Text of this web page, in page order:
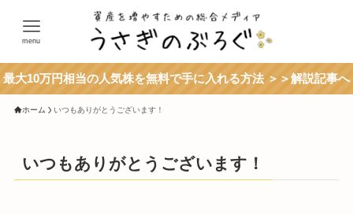
menu
最大10万円相当の人気株を無料で手に入れる方法 ＞＞解説記事へ
ホーム いつもありがとうございます！
いつもありがとうございます！